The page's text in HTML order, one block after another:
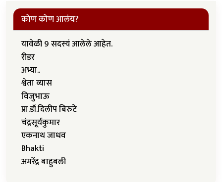
कोण कोण आलंय?
यावेळी 9 सदस्यं आलेले आहेत.
रीडर
अभ्या..
श्वेता व्यास
विजुभाऊ
प्रा.डॉ.दिलीप बिरुटे
चंद्रसूर्यकुमार
एकनाथ जाधव
Bhakti
अमरेंद्र बाहुबली